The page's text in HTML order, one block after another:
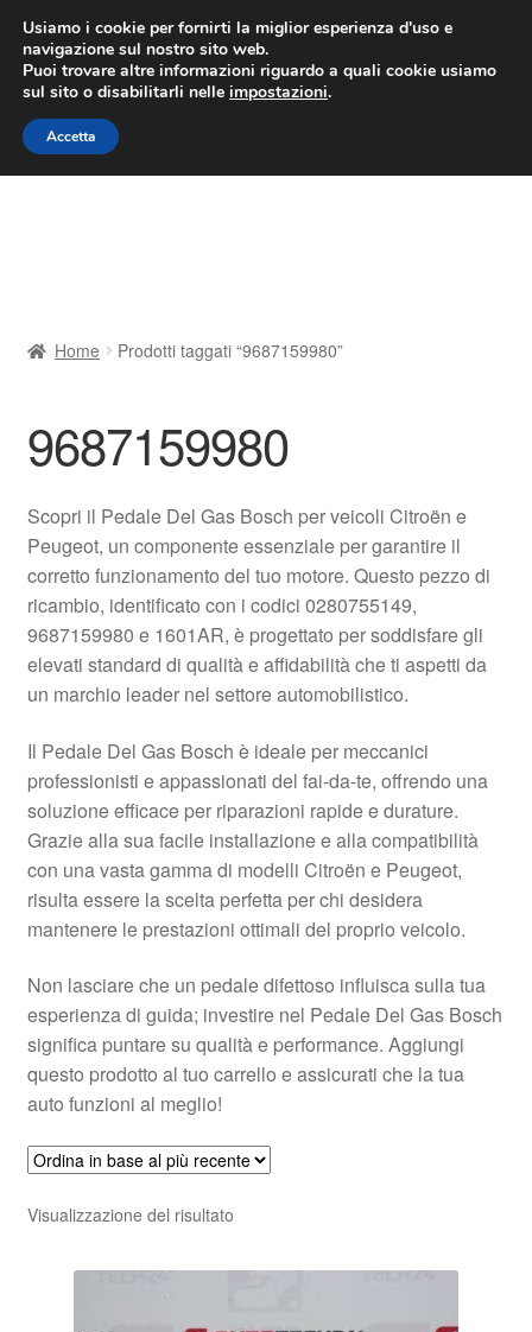
CONSEGNA da 7 EUR
Lun-Ven 9:00 - 16:00/800 580 290
Vai
alla
navigazione
Vai
al
contenuto
Contatto
Il mio account
Pagamenti
Politica sulla riservatezza
Procedura di Reclamo
Registratore di cassa
Rimostranza
Spedizione in tutto il mondo
Home Prodotti taggati “9687159980”
9687159980
Scopri il Pedale Del Gas Bosch per veicoli Citroën e
Peugeot, un componente essenziale per garantire il
corretto funzionamento del tuo motore. Questo pezzo di
ricambio, identificato con i codici 0280755149,
9687159980 e 1601AR, è progettato per soddisfare gli
elevati standard di qualità e affidabilità che ti aspetti da
un marchio leader nel settore automobilistico.
Il Pedale Del Gas Bosch è ideale per meccanici
professionisti e appassionati del fai-da-te, offrendo una
soluzione efficace per riparazioni rapide e durature.
Grazie alla sua facile installazione e alla compatibilità
con una vasta gamma di modelli Citroën e Peugeot,
risulta essere la scelta perfetta per chi desidera
mantenere le prestazioni ottimali del proprio veicolo.
Non lasciare che un pedale difettoso influisca sulla tua
esperienza di guida; investire nel Pedale Del Gas Bosch
significa puntare su qualità e performance. Aggiungi
questo prodotto al tuo carrello e assicurati che la tua
auto funzioni al meglio!
Visualizzazione del risultato
Usiamo i cookie per fornirti la miglior esperienza d'uso e
navigazione sul nostro sito web.
Puoi trovare altre informazioni riguardo a quali cookie usiamo
sul sito o disabilitarli nelle impostazioni.
Accetta